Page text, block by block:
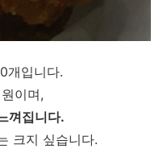
개입니다.
이며,
껴집니다.
크지 싶습니다.